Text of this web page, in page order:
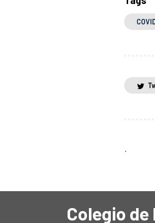
.
Colegio